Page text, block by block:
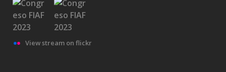
View stream on flickr